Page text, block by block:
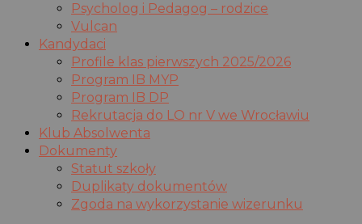
Psycholog i Pedagog – rodzice
Vulcan
Kandydaci
Profile klas pierwszych 2025/2026
Program IB MYP
Program IB DP
Rekrutacja do LO nr V we Wrocławiu
Klub Absolwenta
Dokumenty
Statut szkoły
Duplikaty dokumentów
Zgoda na wykorzystanie wizerunku